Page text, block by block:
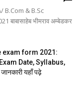
B.Com & B.Sc
भीमराव अम्बेडकर
exam form 2021:
Date, Syllabus,
यहाँ पढ़े